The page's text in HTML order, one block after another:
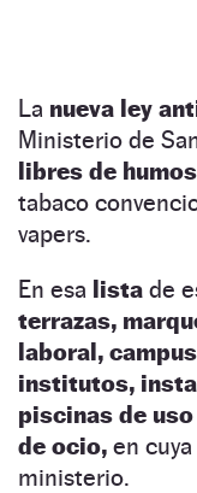
La nueva ley
Ministerio de
libres de
tabaco
vapers.
En esa lista de
terrazas,
laboral,
institutos,
piscinas de
de ocio, en
ministerio.